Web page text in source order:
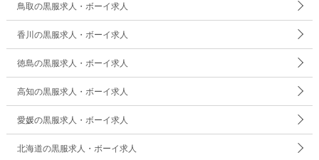
鳥取の黒服求人・ボーイ求人
香川の黒服求人・ボーイ求人
徳島の黒服求人・ボーイ求人
高知の黒服求人・ボーイ求人
愛媛の黒服求人・ボーイ求人
北海道の黒服求人・ボーイ求人